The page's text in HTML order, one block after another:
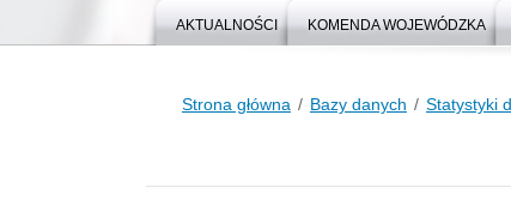
AKTUALNOŚCI KOMENDA WOJEWÓDZKA
Strona główna Bazy danych Statystyki